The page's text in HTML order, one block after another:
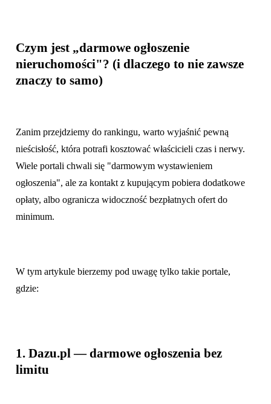
Czym jest „darmowe ogłoszenie
nieruchomości"? (i dlaczego to nie zawsze
znaczy to samo)
Zanim przejdziemy do rankingu, warto wyjaśnić pewną
nieścisłość, która potrafi kosztować właścicieli czas i nerwy.
Wiele portali chwali się "darmowym wystawieniem
ogłoszenia", ale za kontakt z kupującym pobiera dodatkowe
opłaty, albo ogranicza widoczność bezpłatnych ofert do
minimum.
W tym artykule bierzemy pod uwagę tylko takie portale,
gdzie:
1. Dazu.pl — darmowe ogłoszenia bez
limitu